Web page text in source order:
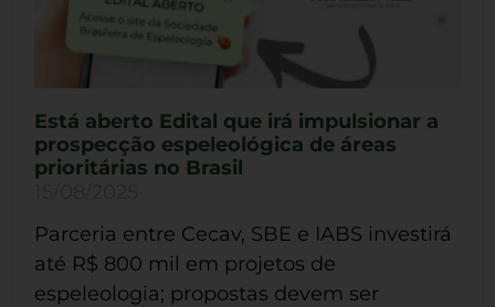
Está aberto Edital que irá impulsionar a
prospecção espeleológica de áreas
prioritárias no Brasil
Parceria entre Cecav, SBE e IABS investirá
até R$ 800 mil em projetos de
espeleologia; propostas devem ser